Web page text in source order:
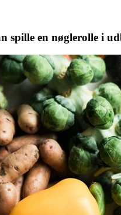
en nøglerolle i